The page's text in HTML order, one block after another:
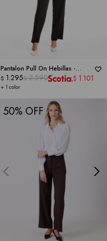
Pantalon Pull On Hebillas -
DICTIONARY
+ 1 color
$ 1.295$ 2.590 $ 1.101
50